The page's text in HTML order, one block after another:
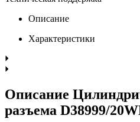
Описание
Характеристики
Описание
разъема D38999/